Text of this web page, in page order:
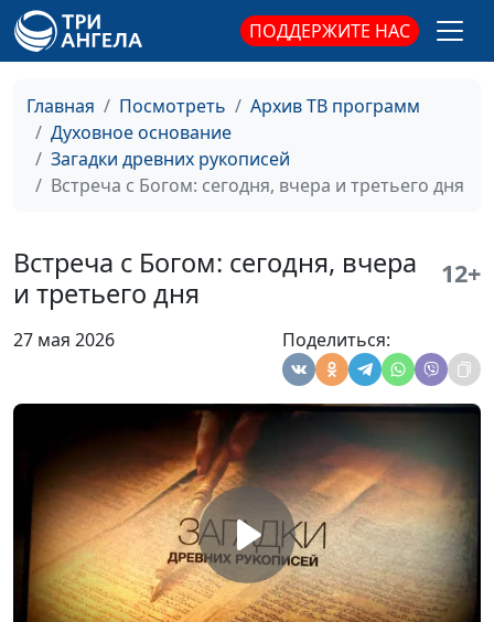
ПОДДЕРЖИТЕ НАС
Главная Посмотреть
Архив ТВ программ
Духовное основание
Загадки древних рукописей
Встреча с Богом: сегодня, вчера и третьего дня
Встреча с Богом: сегодня, вчера
и третьего дня
12+
27 мая 2026 Поделиться:
"первенец из
мертвых"?
священнослужитель,
историк, богослов,
священнослужитель,
филолог, литературовед
Иисус Навин против
Халева и канат
священнослужитель,
Александр Богданенков,
священнослужитель,
Заиорданский
корни
Олег Габрусевич,
священнослужитель,
историк, богослов,
Александр Богданенков,
священнослужитель,
филолог, литературовед
#148
"Рожденный
прежде": о чем
речь?
Олег Габрусевич,
священнослужитель,
историк, богослов,
Александр Богданенков,
#147